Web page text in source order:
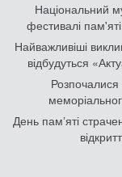
Національний
фестивалі
Найважливіші
відбудуться
Розпочалися
День памʼяті